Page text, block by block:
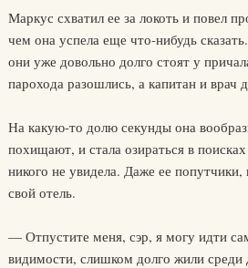
Маркус схватил ее за локоть и повел
чем она успела еще что-нибудь
они уже довольно долго стоят у
парохода разошлись, а капитан и врач
На какую-то долю секунды она
похищают, и стала озираться в
никого не увидела. Даже ее
свой отель.
— Отпустите меня, сэр, я могу идти
видимости, слишком долго жили среди